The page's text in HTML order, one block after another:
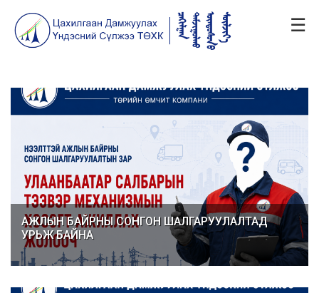
☰
АЖЛЫН БАЙРНЫ СОНГОН ШАЛГАРУУЛАЛТАД
УРЬЖ БАЙНА